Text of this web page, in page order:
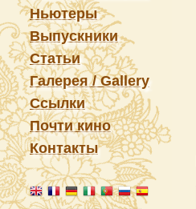
Ньютеры
Выпускники
Статьи
Галерея / Gallery
Ссылки
Почти кино
Контакты